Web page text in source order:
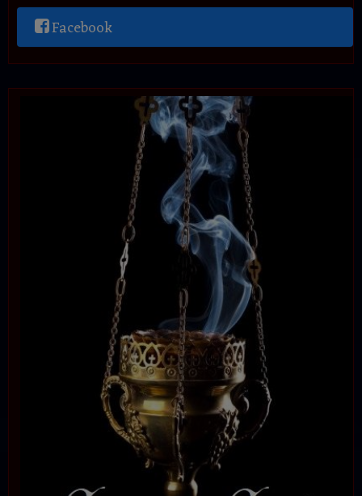
Facebook